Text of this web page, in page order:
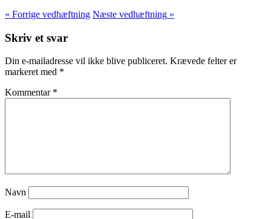
« Forrige vedhæftning Næste vedhæftning »
Skriv et svar
Din e-mailadresse vil ikke blive publiceret. Krævede felter er
markeret med *
Kommentar *
Navn
E-mail